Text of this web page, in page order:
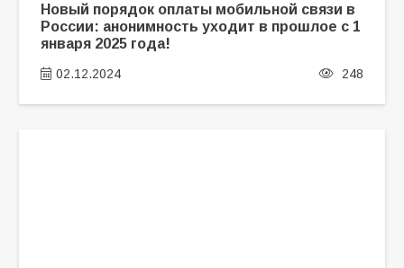
Новый порядок оплаты мобильной связи в
России: анонимность уходит в прошлое с 1
января 2025 года!
02.12.2024 248